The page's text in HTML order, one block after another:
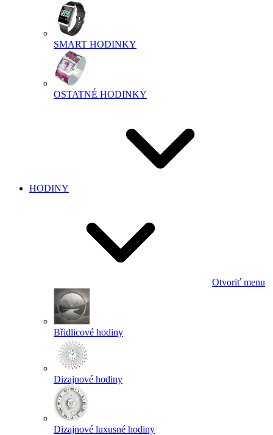
SMART HODINKY
OSTATNÉ HODINKY
HODINY
Otvoriť menu
Břidlicové hodiny
Dizajnové hodiny
Dizajnové luxusné hodiny